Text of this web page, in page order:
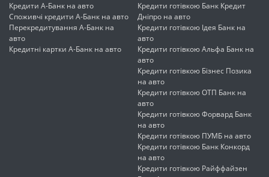
Кредити А-Банк на авто
Споживчі кредити А-Банк на авто
Перекредитування А-Банк на
авто
Кредитні картки А-Банк на авто
Кредити готівкою Банк Кредит
Дніпро на авто
Кредити готівкою Ідея Банк на
авто
Кредити готівкою Альфа Банк на
авто
Кредити готівкою Бізнес Позика
на авто
Кредити готівкою ОТП Банк на
авто
Кредити готівкою Форвард Банк
на авто
Кредити готівкою ПУМБ на авто
Кредити готівкою Банк Конкорд
на авто
Кредити готівкою Райффайзен